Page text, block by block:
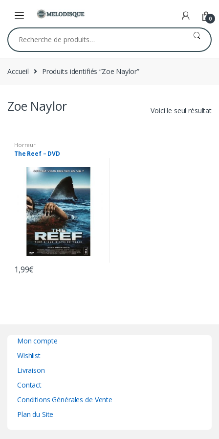
navigation
content
0
Recherche
pour :
Accueil Produits identifiés “Zoe Naylor”
Zoe Naylor Voici le seul résultat
Horreur
The Reef – DVD
1,99€
Mon compte
Wishlist
Livraison
Contact
Conditions Générales de Vente
Plan du Site